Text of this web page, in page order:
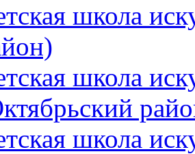
школа
школа
школа